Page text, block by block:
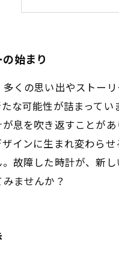
時計の価値
始まり
くの思い出やストー
な可能性が詰まって
息を吹き返すことが
インに生まれ変わら
故障した時計が、新
ませんか？